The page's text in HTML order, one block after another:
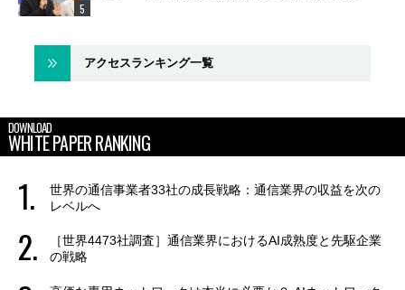
アクセスランキング一覧
DOWNLOAD
WHITE PAPER RANKING
世界の通信事業者33社の成長戦略：通信業界の収益を次の
レベルへ
［世界4473社調査］通信業界におけるAI成熟度と先駆企業
の戦略